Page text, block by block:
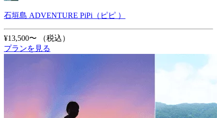
石垣島 ADVENTURE PiPi（ピピ ）
¥13,500〜
（税込）
プランを見る